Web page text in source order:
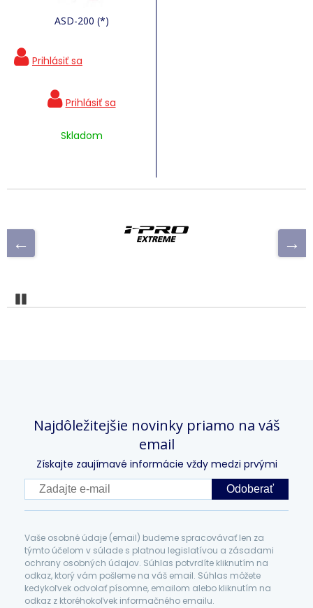
ASD-200 (*)
Skladom
Najdôležitejšie novinky priamo na váš
email
Získajte zaujímavé informácie vždy medzi prvými
Odoberať
Vaše osobné údaje (email) budeme spracovávať len za
týmto účelom v súlade s platnou legislatívou a zásadami
ochrany osobných údajov. Súhlas potvrdíte kliknutím na
odkaz, ktorý vám pošleme na váš email. Súhlas môžete
kedykoľvek odvolať písomne, emailom alebo kliknutím na
odkaz z ktoréhokoľvek informačného emailu.